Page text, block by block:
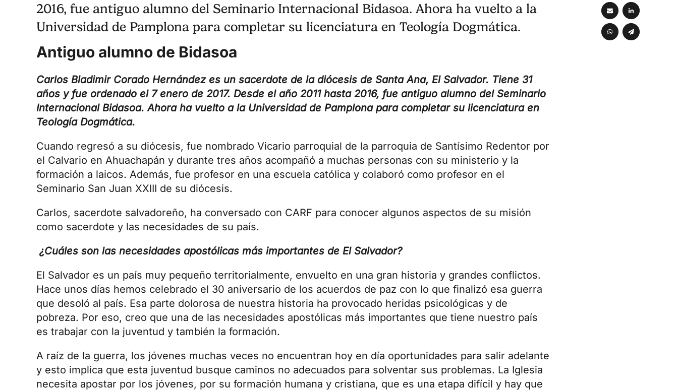
2016, fue antiguo alumno del Seminario Internacional Bidasoa. Ahora ha vuelto a la
Universidad de Pamplona para completar su licenciatura en Teología Dogmática.
Antiguo alumno de Bidasoa
Carlos Bladimir Corado Hernández es un sacerdote de la diócesis de Santa Ana, El Salvador. Tiene 31
años y fue ordenado el 7 enero de 2017. Desde el año 2011 hasta 2016, fue antiguo alumno del Seminario
Internacional Bidasoa. Ahora ha vuelto a la Universidad de Pamplona para completar su licenciatura en
Teología Dogmática.
Cuando regresó a su diócesis, fue nombrado Vicario parroquial de la parroquia de Santísimo Redentor por
el Calvario en Ahuachapán y durante tres años acompañó a muchas personas con su ministerio y la
formación a laicos. Además, fue profesor en una escuela católica y colaboró como profesor en el
Seminario San Juan XXIII de su diócesis.
Carlos, sacerdote salvadoreño, ha conversado con CARF para conocer algunos aspectos de su misión
como sacerdote y las necesidades de su país.
¿Cuáles son las necesidades apostólicas más importantes de El Salvador?
El Salvador es un país muy pequeño territorialmente, envuelto en una gran historia y grandes conflictos.
Hace unos días hemos celebrado el 30 aniversario de los acuerdos de paz con lo que finalizó esa guerra
que desoló al país. Esa parte dolorosa de nuestra historia ha provocado heridas psicológicas y de
pobreza. Por eso, creo que una de las necesidades apostólicas más importantes que tiene nuestro país
es trabajar con la juventud y también la formación.
A raíz de la guerra, los jóvenes muchas veces no encuentran hoy en día oportunidades para salir adelante
y esto implica que esta juventud busque caminos no adecuados para solventar sus problemas. La Iglesia
necesita apostar por los jóvenes, por su formación humana y cristiana, que es una etapa difícil y hay que